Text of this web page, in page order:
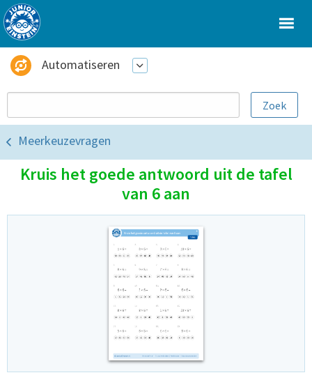
Automatiseren
Meerkeuzevragen
Kruis het goede antwoord uit de tafel
van 6 aan